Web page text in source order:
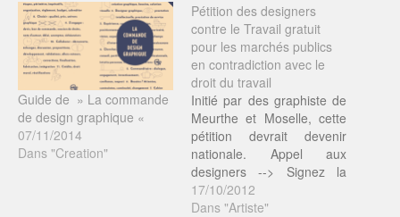
Guide de » La commande
de design graphique «
07/11/2014
Dans "Creation"
Pétition des designers
contre le Travail gratuit
pour les marchés publics
en contradiction avec le
droit du travail
Initié par des graphiste de
Meurthe et Moselle, cette
pétition devrait devenir
nationale. Appel aux
designers --> Signez la
pétition / Le site de la
pétition Les consultations
17/10/2012
Dans "Artiste"